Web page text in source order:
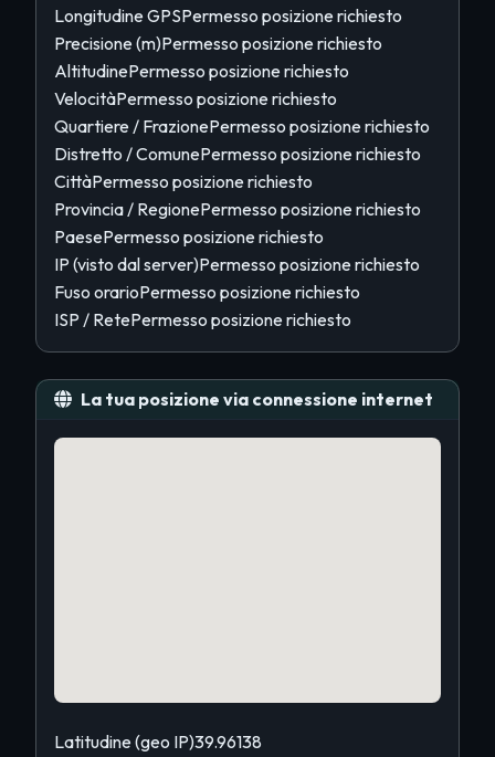
Longitudine GPSPermesso posizione richiesto
Precisione (m)Permesso posizione richiesto
AltitudinePermesso posizione richiesto
VelocitàPermesso posizione richiesto
Quartiere / FrazionePermesso posizione richiesto
Distretto / ComunePermesso posizione richiesto
CittàPermesso posizione richiesto
Provincia / RegionePermesso posizione richiesto
PaesePermesso posizione richiesto
IP (visto dal server)Permesso posizione richiesto
Fuso orarioPermesso posizione richiesto
ISP / RetePermesso posizione richiesto
La tua posizione via connessione internet
Latitudine (geo IP)39.96138